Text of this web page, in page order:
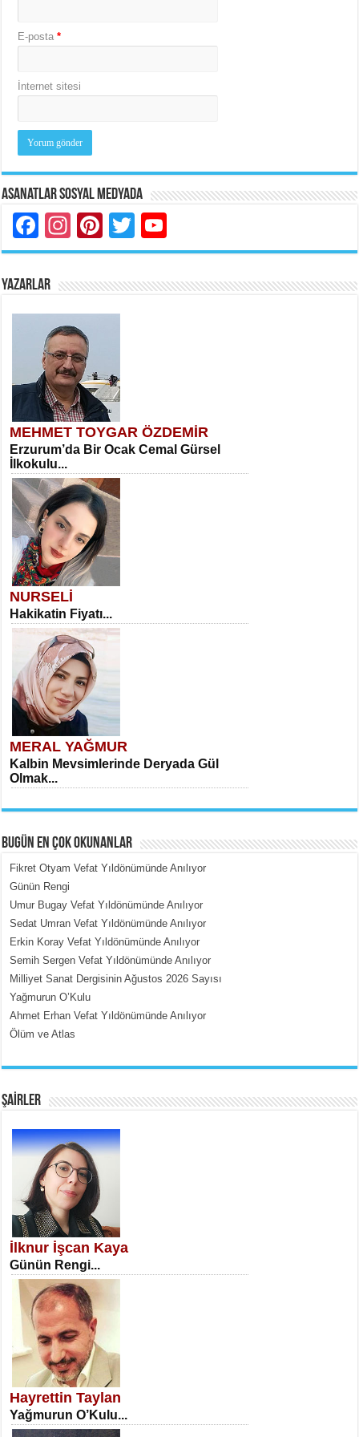
E-posta*
İnternet sitesi
Asanatlar Sosyal Medyada
Facebook
Instagram
Pinterest
Twitter
YAZARLAR
MEHMET TOYGAR ÖZDEMİR
Erzurum’da Bir Ocak Cemal Gürsel
İlkokulu...
NURSELİ
Hakikatin Fiyatı...
MERAL YAĞMUR
Kalbin Mevsimlerinde Deryada Gül
Olmak...
MEHMET ÇOBAN
İçerdeki Put Dışardaki Maskeler...
SATILMIŞ ÜMİT ÇETİNKAYA
Erkenlik...
NECLA DİLEK ARSLAN
Öğretmenler Günü Mahkemesi...
BUGÜN EN ÇOK OKUNANLAR
Fikret Otyam Vefat Yıldönümünde Anılıyor
Günün Rengi
Umur Bugay Vefat Yıldönümünde Anılıyor
Sedat Umran Vefat Yıldönümünde Anılıyor
Erkin Koray Vefat Yıldönümünde Anılıyor
Semih Sergen Vefat Yıldönümünde Anılıyor
Milliyet Sanat Dergisinin Ağustos 2026 Sayısı
Yağmurun O’Kulu
Ahmet Erhan Vefat Yıldönümünde Anılıyor
Ölüm ve Atlas
ŞAİRLER
İlknur İşcan Kaya
Günün Rengi...
Hayrettin Taylan
Yağmurun O’Kulu...